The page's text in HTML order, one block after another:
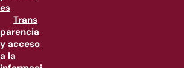
es
Trans
parencia
y acceso
a la